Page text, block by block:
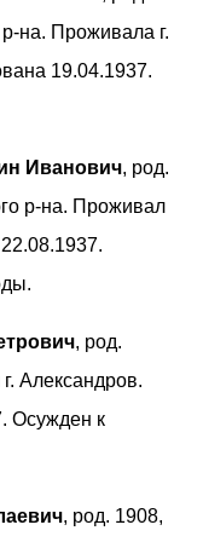
на. Проживала г.
19.04.1937.
Иванович, род.
р-на. Проживал
, род.
Александров.
Осужден к
, род. 1908,